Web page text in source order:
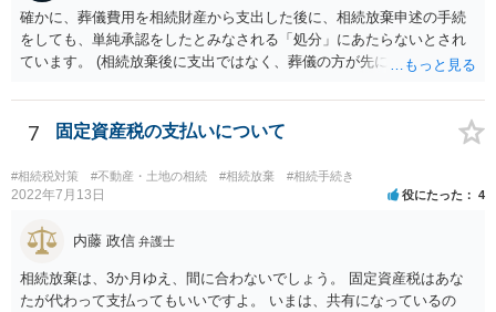
んので、一度相談して想定するのがおすすめと思います。
確かに、葬儀費用を相続財産から支出した後に、相続放棄申述の手続
をしても、単純承認をしたとみなされる「処分」にあたらないとされ
ています。 (相続放棄後に支出ではなく、葬儀の方が先に来るのが通常
述の手続ということだと思いますが) ただ、葬儀費用ならいくらでもよ
いということではなく、身分相応の、社会的儀式として当然認められ
る程度の金額に留まると考えた方がよいです。 もし、相続人の皆さん
に葬儀費用を支出する経済力がなく、質素な葬儀を行った費用であれ
ば相続財産から支出しても単純承認と認められない可能性が高いの
7 固定資産税の支払いについて
#相続税対策 #不動産・土地の相続 #相続放棄 #相続手続き
2022年7月13日 役にたった 4
内藤 政信 弁護士
相続放棄は、3か月ゆえ、間に合わないでしょう。 固定資産税はあな
たが代わって支払ってもいいですよ。 いまは、共有になっているの